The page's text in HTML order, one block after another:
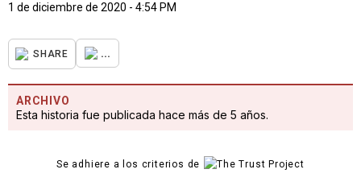
1 de diciembre de 2020 - 4:54 PM
SHARE ...
ARCHIVO
Esta historia fue publicada hace más de 5 años.
Se adhiere a los criterios de